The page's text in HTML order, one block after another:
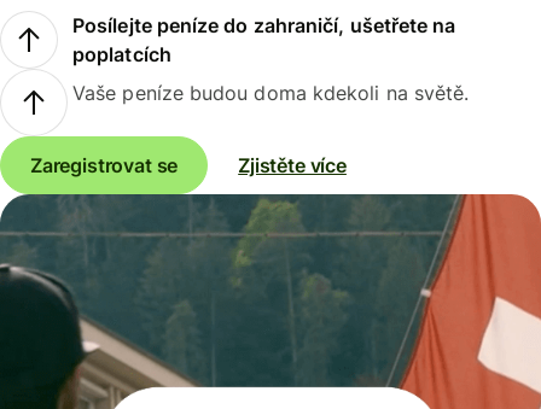
Posílejte peníze do zahraničí, ušetřete na
poplatcích
Vaše peníze budou doma kdekoli na světě.
Zaregistrovat se Zjistěte více